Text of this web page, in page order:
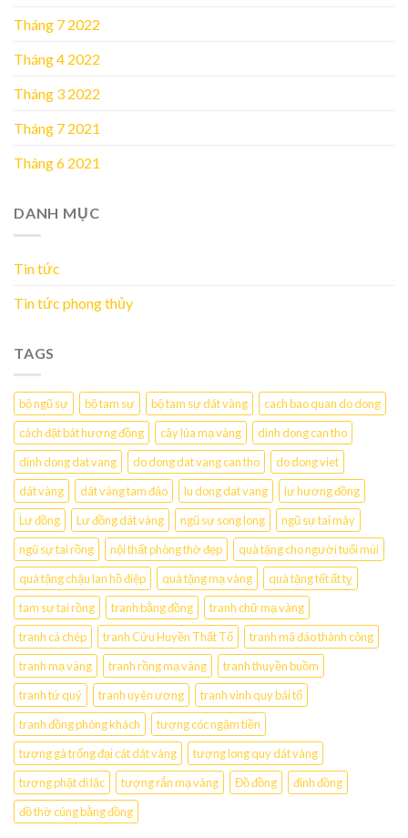
Tháng 7 2022
Tháng 4 2022
Tháng 3 2022
Tháng 7 2021
Tháng 6 2021
DANH MỤC
Tin tức
Tin tức phong thủy
TAGS
bộ ngũ sự bộ tam sự bộ tam sự dát vàng
cach bao quan do dong
cách đặt bát hương đồng
cây lúa mạ vàng
dinh dong can tho
dinh dong dat vang
do dong dat vang can tho
do dong viet
dát vàng
dát vàng tam đảo lu dong dat vang
lư hương đồng
Lư đồng
Lư đồng dát vàng ngũ sự song long
ngũ sự tai mây
ngũ sự tai rồng
nội thất phòng thờ đẹp
quà tặng cho người tuổi mùi
quà tặng chậu lan hồ điệp
quà tặng mạ vàng
quà tặng tết ất tỵ
tam sự tai rồng
tranh bằng đồng
tranh chữ mạ vàng
tranh cá chép
tranh Cửu Huyền Thất Tổ
tranh mã đáo thành công
tranh mạ vàng
tranh rồng mạ vàng
tranh thuyền buồm
tranh tứ quý
tranh uyên ương
tranh vinh quy bái tổ
tranh đồng phòng khách
tượng cóc ngậm tiền
tượng gà trống đại cát dát vàng
tượng long quy dát vàng
tượng phật di lặc
tượng rắn mạ vàng Đồ đồng
đỉnh đồng
đồ thờ cúng bằng đồng